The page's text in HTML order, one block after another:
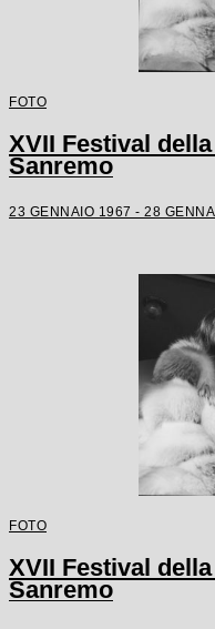
FOTO
XVII Festival
Sanremo
23 GENNAIO 1967 - 28
FOTO
XVII Festival
Sanremo